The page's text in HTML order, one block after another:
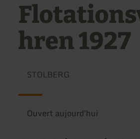
hren 1927
STOLBERG
Ouvert aujourd'hui